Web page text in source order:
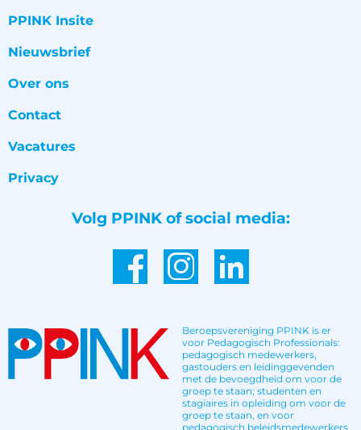
PPINK Insite
Nieuwsbrief
Over ons
Contact
Vacatures
Privacy
Volg PPINK of social media:
Beroepsvereniging PPINK is er
voor Pedagogisch Professionals:
pedagogisch medewerkers,
gastouders en leidinggevenden
met de bevoegdheid om voor de
groep te staan; studenten en
stagiaires in opleiding om voor de
groep te staan, en voor
pedagogisch beleidsmedewerkers